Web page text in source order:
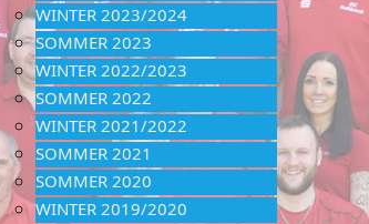
WINTER 2023/2024
SOMMER 2023
WINTER 2022/2023
SOMMER 2022
WINTER 2021/2022
SOMMER 2021
SOMMER 2020
WINTER 2019/2020